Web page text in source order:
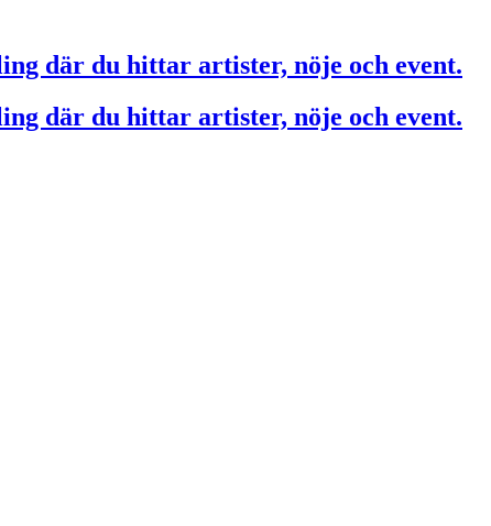
där du hittar artister, nöje och event.
där du hittar artister, nöje och event.